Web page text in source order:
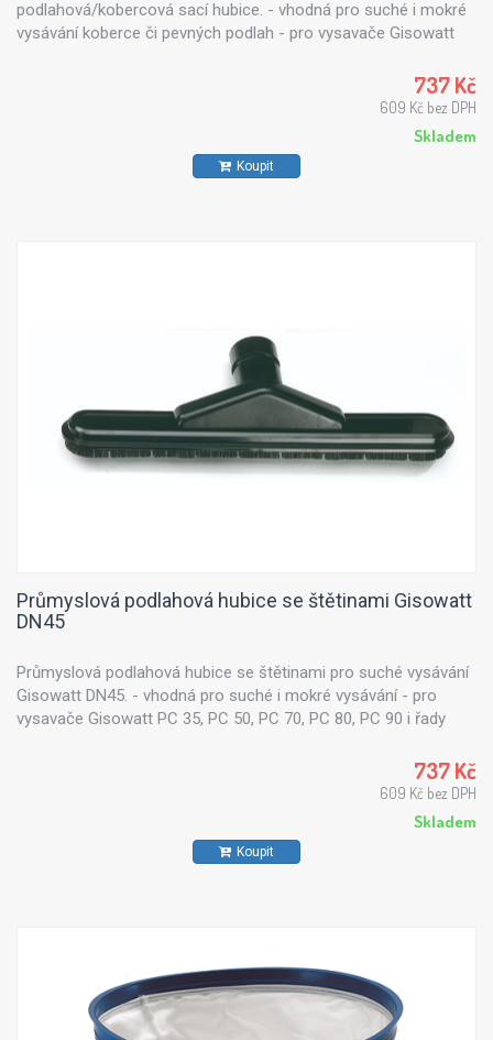
podlahová/kobercová sací hubice. - vhodná pro suché i mokré
vysávání koberce či pevných podlah - pro vysavače Gisowatt
tepovače Gisowatt PC P20, PC P35 - vhodná i pro ostatní737 Kč
609 Kč bez DPH
Skladem
Koupit
Průmyslová podlahová hubice se štětinami Gisowatt
DN45
Průmyslová podlahová hubice se štětinami pro suché vysávání
Gisowatt DN45. - vhodná pro suché i mokré vysávání - pro
vysavače Gisowatt PC 35, PC 50, PC 70, PC 80, PC 90 i řady
737 Kč
609 Kč bez DPH
Skladem
Koupit